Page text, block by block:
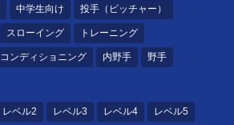
中学生向け 投手（ピッチャー）
スローイング トレーニング
コンディショニング 内野手 野手
レベル2 レベル3 レベル4 レベル5